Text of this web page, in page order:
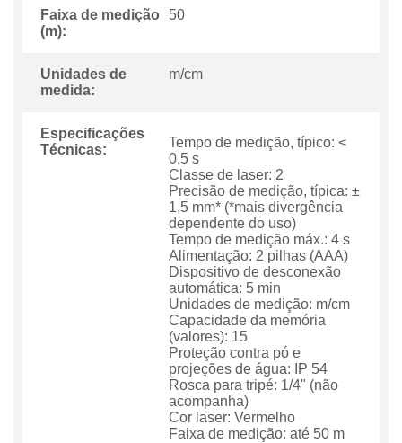
Faixa de medição
(m):
50
Unidades de
medida:
m/cm
Especificações
Técnicas:
Tempo de medição, típico: <
0,5 s
Classe de laser: 2
Precisão de medição, típica: ±
1,5 mm* (*mais divergência
dependente do uso)
Tempo de medição máx.: 4 s
Alimentação: 2 pilhas (AAA)
Dispositivo de desconexão
automática: 5 min
Unidades de medição: m/cm
Capacidade da memória
(valores): 15
Proteção contra pó e
projeções de água: IP 54
Rosca para tripé: 1/4" (não
acompanha)
Cor laser: Vermelho
Faixa de medição: até 50 m